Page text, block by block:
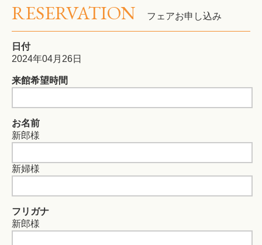
RESERVATION フェアお申し込み
日付
2024年04月26日
来館希望時間
お名前
新郎様
新婦様
フリガナ
新郎様